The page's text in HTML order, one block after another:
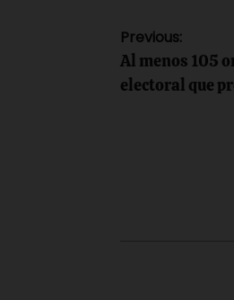
de
Previous:
Al menos 105
electoral que